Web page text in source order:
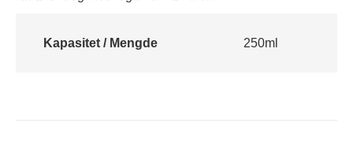
Kapasitet / Mengde 250ml